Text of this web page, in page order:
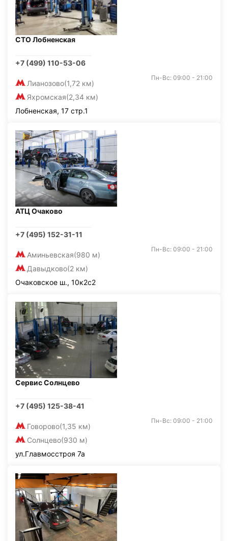
СТО Лобненская
+7 (499) 110-53-06
Лианозово(1,72 км)
Яхромская(2,34 км)
Пн-Вс: 09:00 - 21:00
Лобненская, 17 стр.1
АТЦ Очаково
+7 (495) 152-31-11
Аминьевская(980 м)
Давыдково(2 км)
Пн-Вс: 09:00 - 21:00
Очаковское ш., 10к2с2
Сервис Солнцево
+7 (495) 125-38-41
Говорово(1,35 км)
Солнцево(930 м)
Пн-Вс: 09:00 - 21:00
ул.Главмосстроя 7а